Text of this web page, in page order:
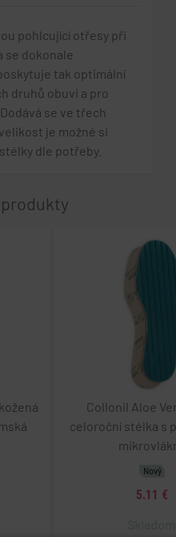
pohlcující otřesy při
se dokonale
tak optimální
druhů obuvi a pro
Dodává se ve třech
je možné si
dle potřeby.
Collonil Aloe
celoroční stélka s
Nový
5.11 €